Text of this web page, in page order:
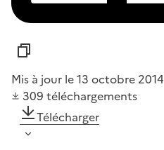
Mis à jour le 13 octobre 2014
309 téléchargements
Télécharger